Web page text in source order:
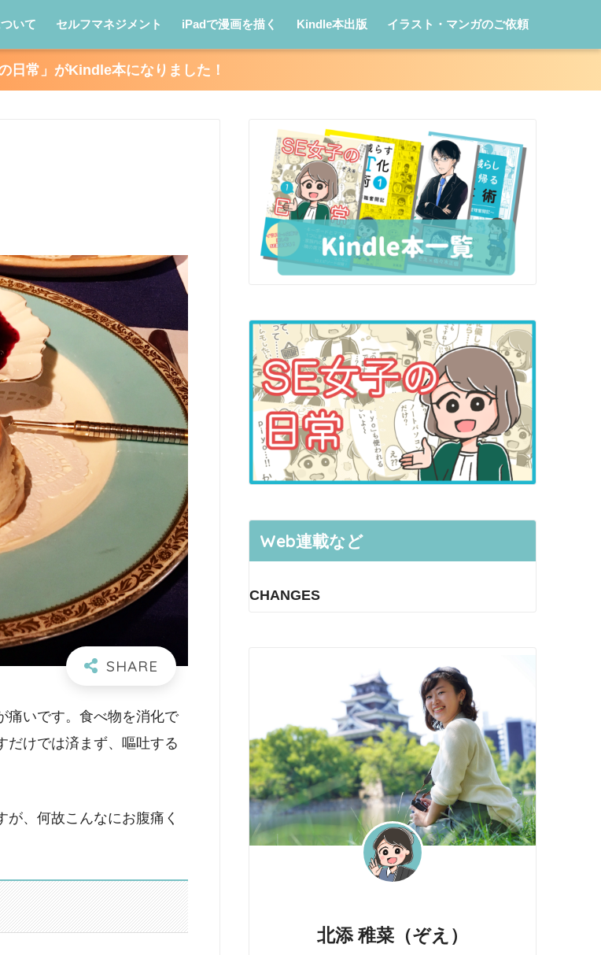
いて セルフマネジメント iPadで漫画を描く Kindle本出版 イラスト・マンガのご依頼
日常」がKindle本になりました！
痛いです。食べ物を消化で
けでは済まず、嘔吐する
、何故こんなにお腹痛く
Web連載など
CHANGES
北添 稚菜（ぞえ）